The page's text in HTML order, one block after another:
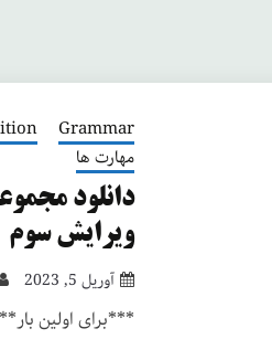
Grammar
مهارت ها
ویرایش سوم
آوریل 5, 2023
***برای اولین